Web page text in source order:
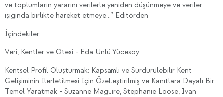
ve toplumların yararını verilerle yeniden düşünmeye ve veriler
ışığında birlikte hareket etmeye…” Editörden
İçindekiler:
Veri, Kentler ve Ötesi - Eda Ünlü Yücesoy
Kentsel Profil Oluşturmak: Kapsamlı ve Sürdürülebilir Kent
Gelişiminin İlerletilmesi İçin Özelleştirilmiş ve Kanıtlara Dayalı Bir
Temel Yaratmak - Suzanne Maguire, Stephanie Loose, Ivan